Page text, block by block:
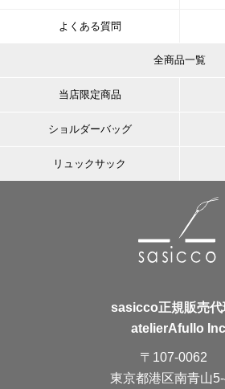
よくある質問
全商品一覧
当店限定商品
ショルダーバッグ
リュックサック
sasicco正規販売代
atelierAfullo
〒107-0062
東京都港区南青山